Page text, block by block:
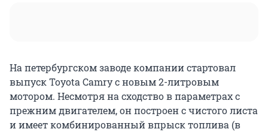
На петербургском заводе компании стартовал
выпуск Toyota Camry с новым 2-литровым
мотором. Несмотря на сходство в параметрах с
прежним двигателем, он построен с чистого листа
и имеет комбинированный впрыск топлива (в